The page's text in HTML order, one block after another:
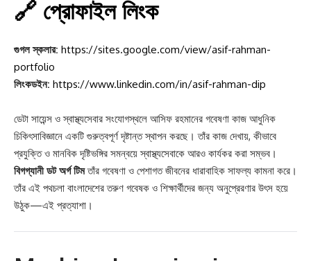
🔗 প্রোফাইল লিংক
গুগল স্কলার: https://sites.google.com/view/asif-rahman-
portfolio
লিংকডইন: https://www.linkedin.com/in/asif-rahman-dip
ডেটা সায়েন্স ও স্বাস্থ্যসেবার সংযোগস্থলে আসিফ রহমানের গবেষণা কাজ আধুনিক
চিকিৎসাবিজ্ঞানে একটি গুরুত্বপূর্ণ দৃষ্টান্ত স্থাপন করছে। তাঁর কাজ দেখায়, কীভাবে
প্রযুক্তি ও মানবিক দৃষ্টিভঙ্গির সমন্বয়ে স্বাস্থ্যসেবাকে আরও কার্যকর করা সম্ভব।
বিগগ্যানী ডট অর্গ টিমতাঁর গবেষণা ও পেশাগত জীবনের ধারাবাহিক সাফল্য কামনা করে।
তাঁর এই পথচলা বাংলাদেশের তরুণ গবেষক ও শিক্ষার্থীদের জন্য অনুপ্রেরণার উৎস হয়ে
উঠুক—এই প্রত্যাশা।